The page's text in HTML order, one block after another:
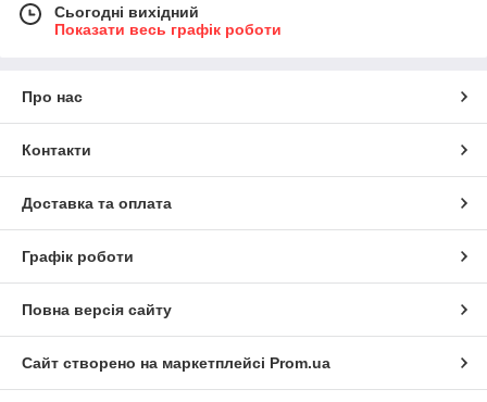
Сьогодні вихідний
Показати весь графік роботи
Про нас
Контакти
Доставка та оплата
Графік роботи
Повна версія сайту
Сайт створено на маркетплейсі Prom.ua